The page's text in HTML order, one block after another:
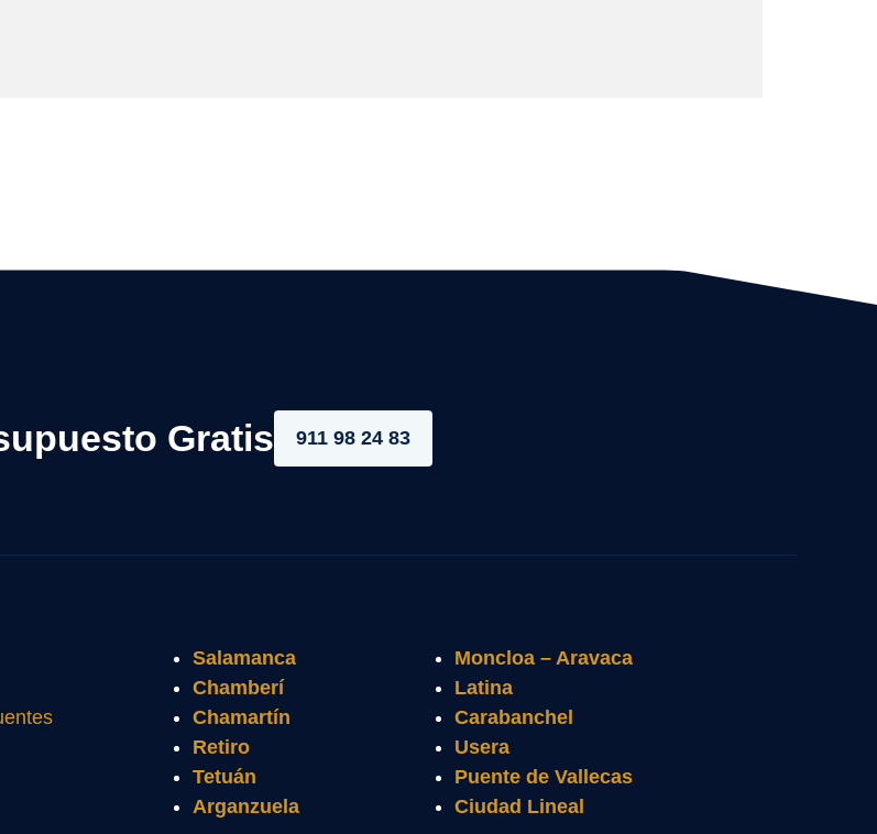
Gratis 911 98 24 83
Salamanca
Chamberí
Chamartín
Retiro
Tetuán
Arganzuela
Moncloa – Aravaca
Latina
Carabanchel
Usera
Puente de Vallecas
Ciudad Lineal